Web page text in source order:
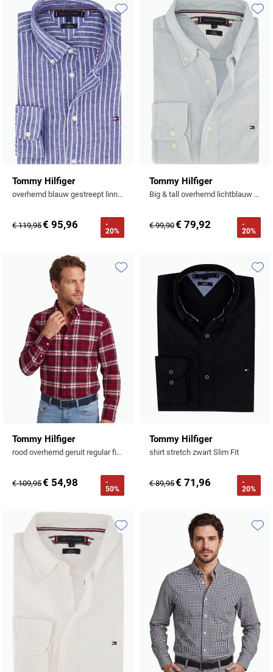
Tommy Hilfiger
overhemd blauw gestreept linnen normale fit
€ 119,95€ 95,96
-
20%
Toevoegen aan favorieten
Tommy Hilfiger
Big & tall overhemd lichtblauw effen katoen normale fit
€ 99,90€ 79,92
-
20%
Tommy Hilfiger
rood overhemd geruit regular fit katoen
€ 109,95€ 54,98
-
50%
Toevoegen aan favorieten
Tommy Hilfiger
shirt stretch zwart Slim Fit
€ 89,95€ 71,96
-
20%
Toevoegen aan favorieten